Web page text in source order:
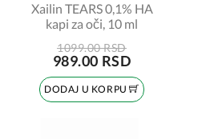
Xailin TEARS 0,1% HA
kapi za oči, 10 ml
1099.00 RSD
989.00 RSD
DODAJ U KORPU